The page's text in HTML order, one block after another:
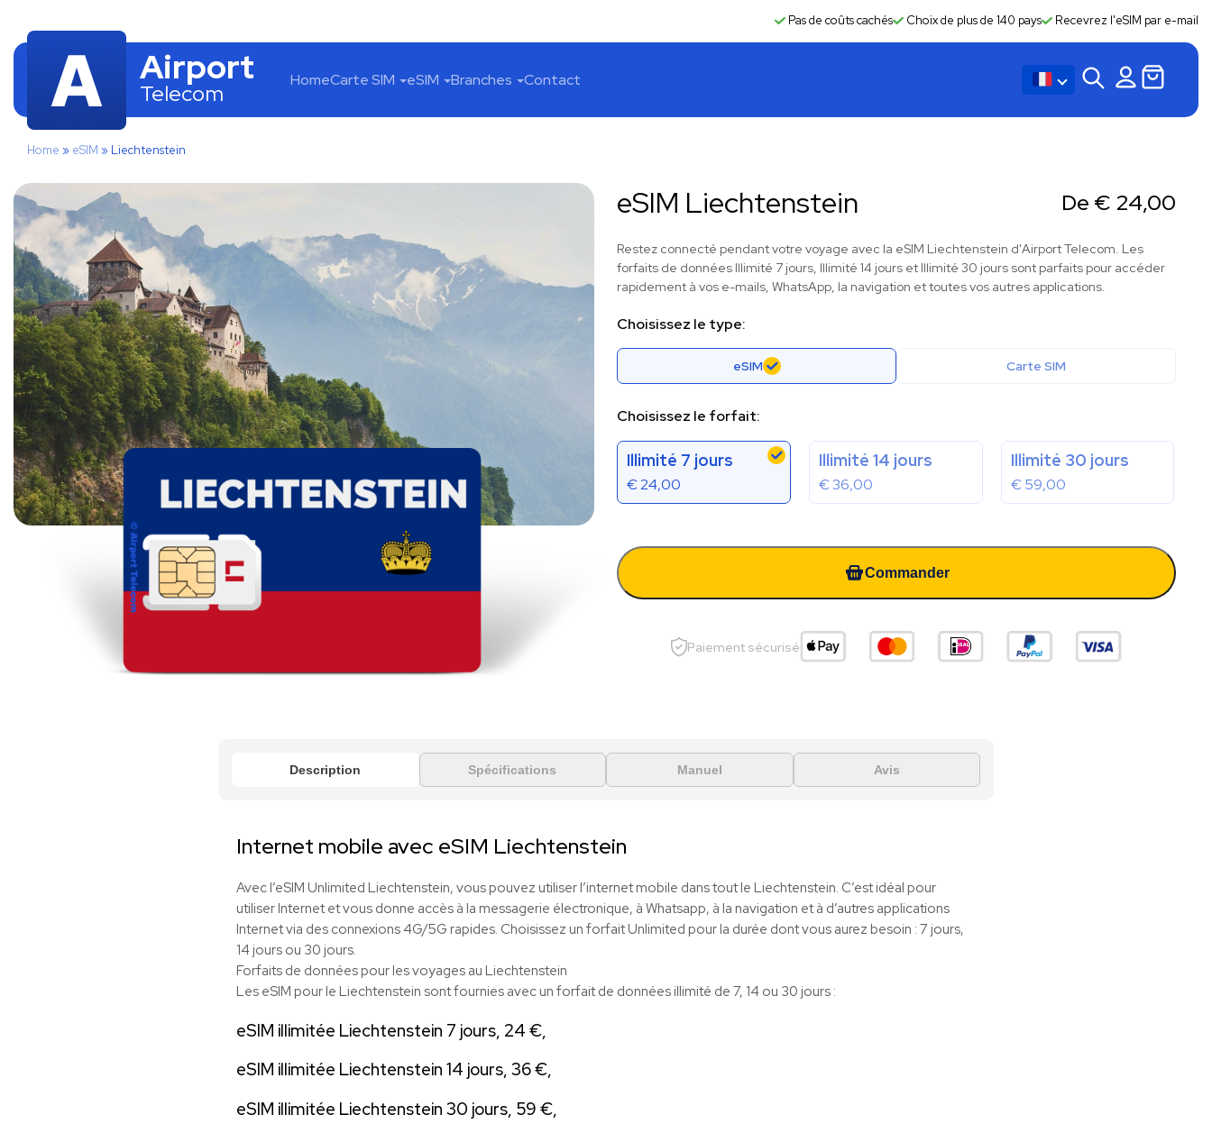
Pas de coûts cachés Choix de plus de 140 pays Recevrez l'eSIM par e-mail
Airport
Telecom HomeCarte SIM eSIM Branches Contact
Home » eSIM » Liechtenstein
eSIM Liechtenstein De € 24,00
Restez connecté pendant votre voyage avec la eSIM Liechtenstein d'Airport Telecom. Les
forfaits de données Illimité 7 jours, Illimité 14 jours et Illimité 30 jours sont parfaits pour accéder
rapidement à vos e-mails, WhatsApp, la navigation et toutes vos autres applications.
Choisissez le type:
eSIM Carte SIM
Choisissez le forfait:
Illimité 7 jours
€24,00
Illimité 14 jours
€36,00
Illimité 30 jours
€59,00
Commander
Paiement sécurisé
Description Spécifications Manuel Avis
Internet mobile avec eSIM Liechtenstein
Avec l’eSIM Unlimited Liechtenstein, vous pouvez utiliser l’internet mobile dans tout le Liechtenstein. C’est idéal pour
utiliser Internet et vous donne accès à la messagerie électronique, à Whatsapp, à la navigation et à d’autres applications
Internet via des connexions 4G/5G rapides. Choisissez un forfait Unlimited pour la durée dont vous aurez besoin : 7 jours,
14 jours ou 30 jours.
Forfaits de données pour les voyages au Liechtenstein
Les eSIM pour le Liechtenstein sont fournies avec un forfait de données illimité de 7, 14 ou 30 jours :
eSIM illimitée Liechtenstein 7 jours, 24 €,
eSIM illimitée Liechtenstein 14 jours, 36 €,
eSIM illimitée Liechtenstein 30 jours, 59 €,